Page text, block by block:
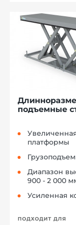
подъемные
платформы
Диапазон
900 - 2 000
Усиленная
ПОДХОДИТ ДЛЯ